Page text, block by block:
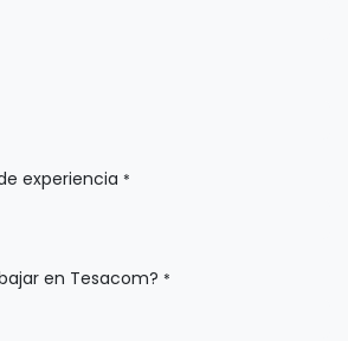
experiencia *
en Tesacom? *